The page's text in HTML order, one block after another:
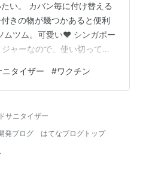
い。 カバン毎に付け替える
きの物が幾つかあると便利
ムツム。可愛い❤️ シンガポー
ャーなので、使い切ってし
こんな感じ。 今朝のニュー
類しか輸入されていません
ですが、どのワクチンを接
せん。
タイザー #ワクチン
サニタイザー
発ブログ
はてなブログトップ